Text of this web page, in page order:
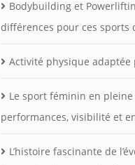
Bodybuilding et
différences pour ces sports
Activité physique adaptée
Le sport féminin en pleine
performances, visibilité et
L’histoire fascinante de